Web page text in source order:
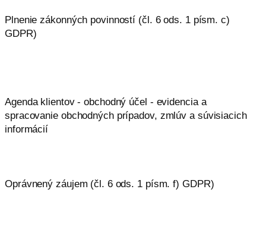
Plnenie zákonných povinností (čl. 6 ods. 1 písm. c)
GDPR)
Agenda klientov - obchodný účel - evidencia a
spracovanie obchodných prípadov, zmlúv a súvisiacich
informácií
Oprávnený záujem (čl. 6 ods. 1 písm. f) GDPR)